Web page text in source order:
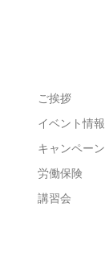
ご挨拶
イベント情報
キャンペーン
労働保険
講習会